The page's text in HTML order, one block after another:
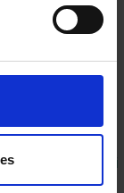
Eigen foto’s